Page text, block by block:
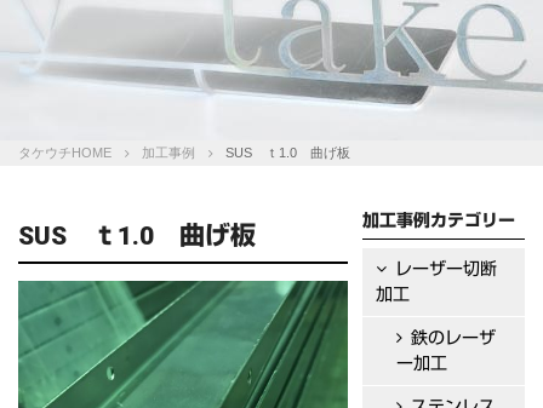
タケウチHOME 加工事例 SUS ｔ1.0 曲げ板
SUS ｔ1.0 曲げ板
加工事例カテゴリー
レーザー切断
加工
鉄のレーザ
ー加工